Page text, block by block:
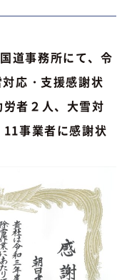
道事務所にて、令
応・支援感謝状
者２人、大雪対
事業者に感謝状